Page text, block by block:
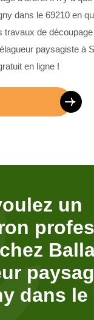
dans le 69210 en
travaux de découpage
paysagiste à
en ligne !
un
dans le